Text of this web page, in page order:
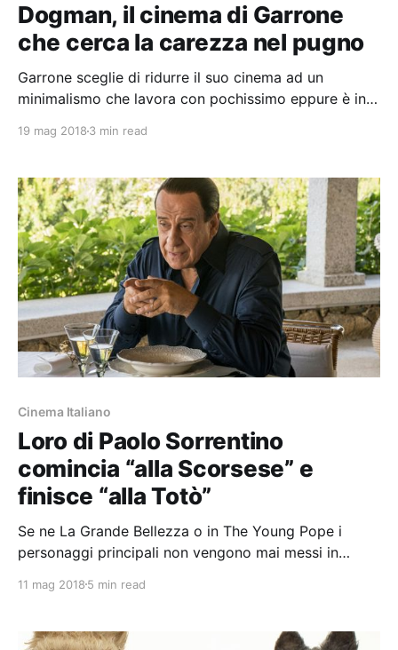
Dogman, il cinema di Garrone
che cerca la carezza nel pugno
Garrone sceglie di ridurre il suo cinema ad un
minimalismo che lavora con pochissimo eppure è in
farsene accorgere
19 mag 2018 3 min read
Cinema Italiano
Loro di Paolo Sorrentino
comincia “alla Scorsese” e
finisce “alla Totò”
Se ne La Grande Bellezza o in The Young Pope i
personaggi principali non vengono mai messi in
“dovere” a cui non è possibile sfuggire
11 mag 2018 5 min read